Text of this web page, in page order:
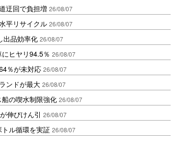
迂回で負担増 26/08/07
平リサイクル 26/08/07
出品効率化 26/08/07
ヒヤリ94.5％ 26/08/07
％が未対応 26/08/07
ンドが最大 26/08/07
の喫水制限強化 26/08/07
伸びけん引 26/08/07
ル循環を実証 26/08/07